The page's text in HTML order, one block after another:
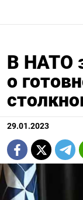
В НАТО
о
29.01.2023